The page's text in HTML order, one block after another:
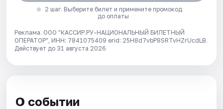
2 шаг. Выберите билет и примените промокод
до оплаты
Реклама. ООО "КАССИР.РУ-НАЦИОНАЛЬНЫЙ БИЛЕТНЫЙ
ОПЕРАТОР", ИНН: 7841075409 erid: 25H8d7vbP8SRTvHZrUcdLB.
Действует до 31 августа 2026
О событии